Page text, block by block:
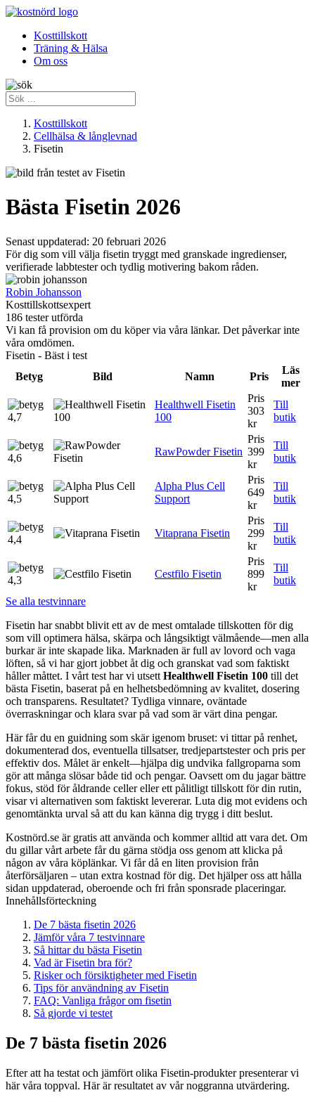
Kosttillskott
Träning & Hälsa
Om oss
Kosttillskott
Cellhälsa & långlevnad
Fisetin
Bästa Fisetin 2026
Senast uppdaterad: 20 februari 2026
För dig som vill välja fisetin tryggt med granskade ingredienser,
verifierade labbtester och tydlig motivering bakom råden.
Robin Johansson
Kosttillskottsexpert
186 tester utförda
Vi kan få provision om du köper via våra länkar. Det påverkar inte
våra omdömen.
Fisetin - Bäst i test
Betyg
Bild Namn Pris
Läs
mer
4,7
Healthwell Fisetin
100
Pris
303
kr
Till
butik
4,6
RawPowder Fisetin
Pris
399
kr
Till
butik
4,5
Alpha Plus Cell
Support
Pris
649
kr
Till
butik
4,4
Vitaprana Fisetin
Pris
299
kr
Till
butik
4,3
Cestfilo Fisetin
Pris
899
kr
Till
butik
Se alla testvinnare
Fisetin har snabbt blivit ett av de mest omtalade tillskotten för dig
som vill optimera hälsa, skärpa och långsiktigt välmående—men alla
burkar är inte skapade lika. Marknaden är full av lovord och vaga
löften, så vi har gjort jobbet åt dig och granskat vad som faktiskt
håller måttet. I vårt test har vi utsett Healthwell Fisetin 100 till det
bästa Fisetin, baserat på en helhetsbedömning av kvalitet, dosering
och transparens. Resultatet? Tydliga vinnare, oväntade
överraskningar och klara svar på vad som är värt dina pengar.
Här får du en guidning som skär igenom bruset: vi tittar på renhet,
dokumenterad dos, eventuella tillsatser, tredjepartstester och pris per
effektiv dos. Målet är enkelt—hjälpa dig undvika fallgroparna som
gör att många slösar både tid och pengar. Oavsett om du jagar bättre
fokus, stöd för åldrande celler eller ett pålitligt tillskott för din rutin,
visar vi alternativen som faktiskt levererar. Luta dig mot evidens och
genomtänkta urval så att du kan känna dig trygg i ditt beslut.
Kostnörd.se är gratis att använda och kommer alltid att vara det. Om
du gillar vårt arbete får du gärna stödja oss genom att klicka på
någon av våra köplänkar. Vi får då en liten provision från
återförsäljaren – utan extra kostnad för dig. Det hjälper oss att hålla
sidan uppdaterad, oberoende och fri från sponsrade placeringar.
Innehållsförteckning
De 7 bästa fisetin 2026
Jämför våra 7 testvinnare
Så hittar du bästa Fisetin
Vad är Fisetin bra för?
Risker och försiktigheter med Fisetin
Tips för användning av Fisetin
FAQ: Vanliga frågor om fisetin
Så gjorde vi testet
De 7 bästa fisetin 2026
Efter att ha testat och jämfört olika Fisetin-produkter presenterar vi
här våra toppval. Här är resultatet av vår noggranna utvärdering.